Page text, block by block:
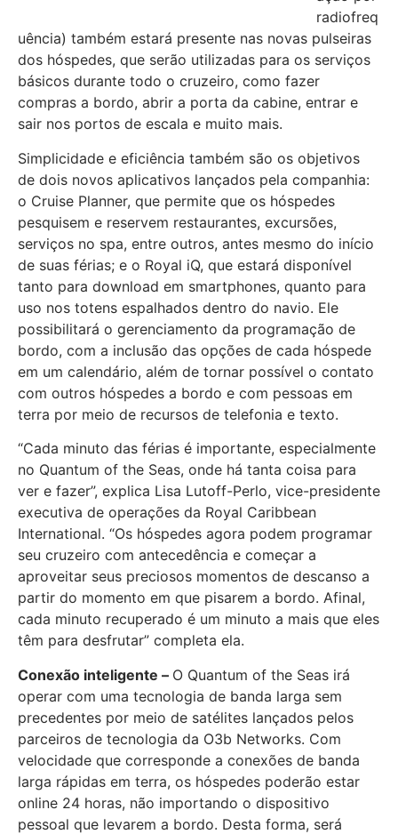
radiofreq
uência) também estará presente nas novas pulseiras
dos hóspedes, que serão utilizadas para os serviços
básicos durante todo o cruzeiro, como fazer
compras a bordo, abrir a porta da cabine, entrar e
sair nos portos de escala e muito mais.
Simplicidade e eficiência também são os objetivos
de dois novos aplicativos lançados pela companhia:
o Cruise Planner, que permite que os hóspedes
pesquisem e reservem restaurantes, excursões,
serviços no spa, entre outros, antes mesmo do início
de suas férias; e o Royal iQ, que estará disponível
tanto para download em smartphones, quanto para
uso nos totens espalhados dentro do navio. Ele
possibilitará o gerenciamento da programação de
bordo, com a inclusão das opções de cada hóspede
em um calendário, além de tornar possível o contato
com outros hóspedes a bordo e com pessoas em
terra por meio de recursos de telefonia e texto.
“Cada minuto das férias é importante, especialmente
no Quantum of the Seas, onde há tanta coisa para
ver e fazer”, explica Lisa Lutoff-Perlo, vice-presidente
executiva de operações da Royal Caribbean
International. “Os hóspedes agora podem programar
seu cruzeiro com antecedência e começar a
aproveitar seus preciosos momentos de descanso a
partir do momento em que pisarem a bordo. Afinal,
cada minuto recuperado é um minuto a mais que eles
têm para desfrutar” completa ela.
Conexão inteligente – O Quantum of the Seas irá
operar com uma tecnologia de banda larga sem
precedentes por meio de satélites lançados pelos
parceiros de tecnologia da O3b Networks. Com
velocidade que corresponde a conexões de banda
larga rápidas em terra, os hóspedes poderão estar
online 24 horas, não importando o dispositivo
pessoal que levarem a bordo. Desta forma, será